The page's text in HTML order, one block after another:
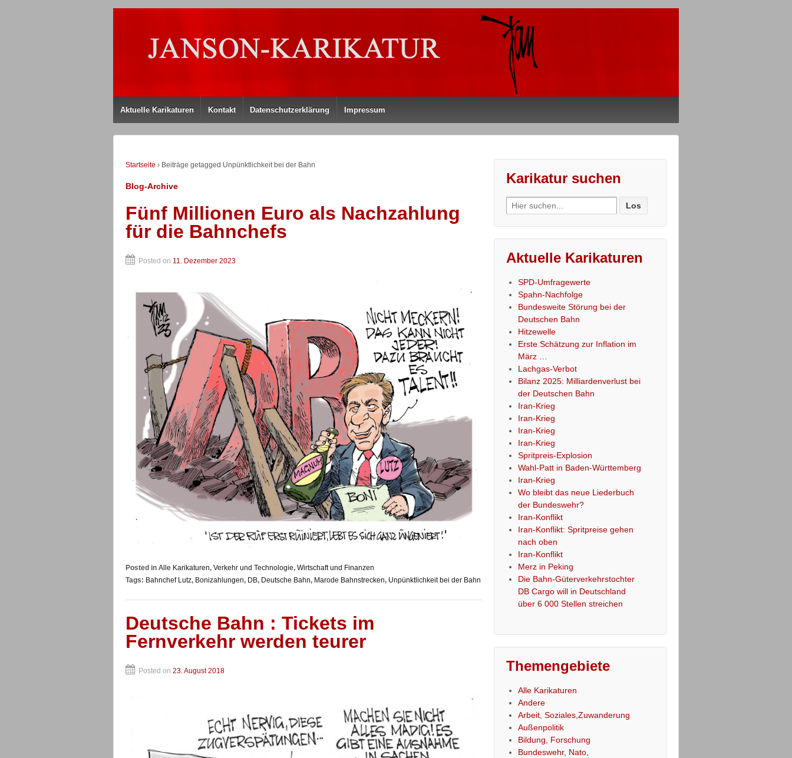
Aktuelle Karikaturen Kontakt Datenschutzerklärung Impressum
Startseite › Beiträge getagged Unpünktlichkeit bei der Bahn
Blog-Archive
Fünf Millionen Euro als Nachzahlung
für die Bahnchefs
Posted on 11. Dezember 2023
Posted in Alle Karikaturen, Verkehr und Technologie, Wirtschaft und Finanzen
Tags: Bahnchef Lutz, Bonizahlungen, DB, Deutsche Bahn, Marode Bahnstrecken, Unpünktlichkeit bei der Bahn
Deutsche Bahn : Tickets im
Fernverkehr werden teurer
Posted on 23. August 2018
Karikatur suchen
Search
for:
Aktuelle Karikaturen
SPD-Umfragewerte
Spahn-Nachfolge
Bundesweite Störung bei der
Deutschen Bahn
Hitzewelle
Erste Schätzung zur Inflation im
März …
Lachgas-Verbot
Bilanz 2025: Milliardenverlust bei
der Deutschen Bahn
Iran-Krieg
Iran-Krieg
Iran-Krieg
Iran-Krieg
Spritpreis-Explosion
Wahl-Patt in Baden-Württemberg
Iran-Krieg
Wo bleibt das neue Liederbuch
der Bundeswehr?
Iran-Konflikt
Iran-Konflikt: Spritpreise gehen
nach oben
Iran-Konflikt
Merz in Peking
Die Bahn-Güterverkehrstochter
DB Cargo will in Deutschland
über 6 000 Stellen streichen
Themengebiete
Alle Karikaturen
Andere
Arbeit, Soziales,Zuwanderung
Außenpolitik
Bildung, Forschung
Bundeswehr, Nato,